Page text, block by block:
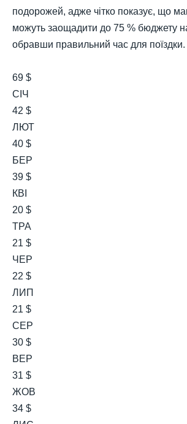
подорожей, адже чітко показує, що
можуть заощадити до 75 % бюджету
обравши правильний час для поїздки.
69 $
СІЧ
42 $
ЛЮТ
40 $
БЕР
39 $
КВІ
20 $
ТРА
21 $
ЧЕР
22 $
ЛИП
21 $
СЕР
30 $
ВЕР
31 $
ЖОВ
34 $